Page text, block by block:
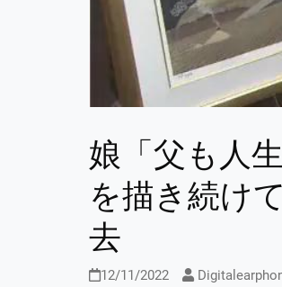
娘「父も人
を描き続け
去
12/11/2022